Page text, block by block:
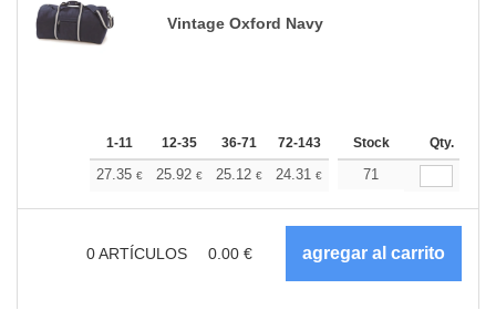
Vintage Oxford Navy
1-11 12-35 36-71 72-143 144-287 288 +
Stock Qty.
27.35 € 25.92 € 25.12 € 24.31 € 23.09€
71
0ARTÍCULOS 0.00 €